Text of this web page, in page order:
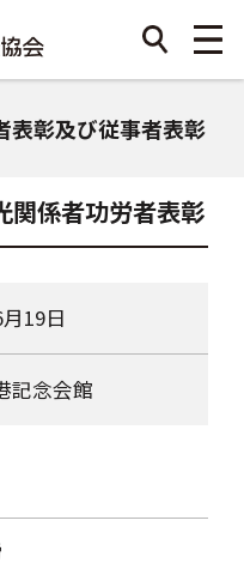
表彰及び従事者表彰
関係者功労者表彰
月19日
記念会館